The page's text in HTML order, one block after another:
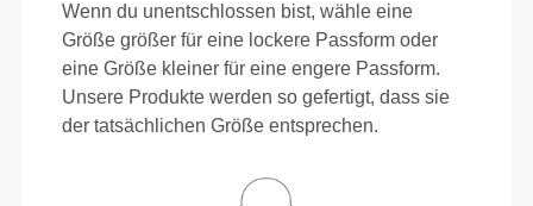
Wenn du unentschlossen bist, wähle eine
Größe größer für eine lockere Passform oder
eine Größe kleiner für eine engere Passform.
Unsere Produkte werden so gefertigt, dass sie
der tatsächlichen Größe entsprechen.